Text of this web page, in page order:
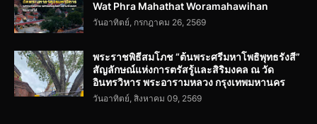
Wat Phra Mahathat Woramahawihan
วันอาทิตย์, กรกฎาคม 26, 2569
พระราชพิธีสมโภช “ต้นพระศรีมหาโพธิพุทธรังสี”
สัญลักษณ์แห่งการตรัสรู้และสิริมงคล ณ วัด
อินทรวิหาร พระอารามหลวง กรุงเทพมหานคร
วันอาทิตย์, สิงหาคม 09, 2569